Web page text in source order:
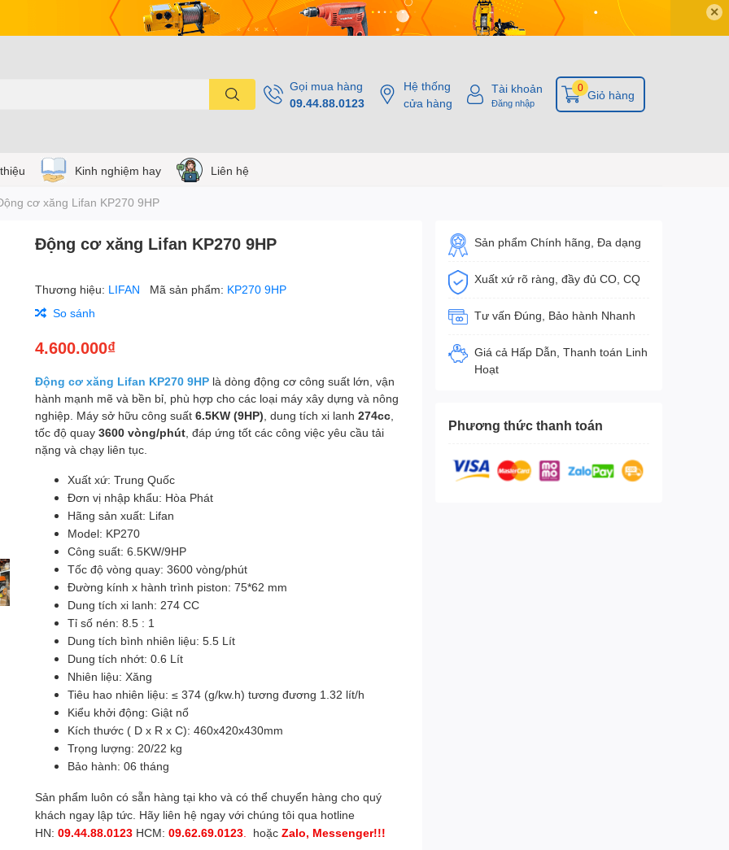
✕
Gọi mua hàng
09.44.88.0123
Hệ thống
cửa hàng
Tài khoản
Đăng nhập
Giỏ hàng
0
Kinh nghiệm hay Liên hệ
cơ xăng Lifan KP270 9HP
Động cơ xăng Lifan KP270 9HP
Thương hiệu: LIFAN Mã sản phẩm: KP270 9HP
So sánh
4.600.000₫
Động cơ xăng Lifan KP270 9HP là dòng động cơ công suất lớn, vận
hành mạnh mẽ và bền bỉ, phù hợp cho các loại máy xây dựng và nông
nghiệp. Máy sở hữu công suất6.5KW (9HP) , dung tích xi lanh274cc
tốc độ quay3600 vòng/phút , đáp ứng tốt các công việc yêu cầu tải
nặng và chạy liên tục.
Xuất xứ: Trung Quốc
Đơn vị nhập khẩu: Hòa Phát
Hãng sản xuất: Lifan
Model: KP270
Công suất: 6.5KW/9HP
Tốc độ vòng quay: 3600 vòng/phút
Đường kính x hành trình piston: 75*62 mm
Dung tích xi lanh: 274 CC
Tỉ số nén: 8.5 : 1
Dung tích bình nhiên liệu: 5.5 Lít
Dung tích nhớt: 0.6 Lít
Nhiên liệu: Xăng
Tiêu hao nhiên liệu: ≤ 374 (g/kw.h) tương đương 1.32 lít/h
Kiểu khởi động: Giật nổ
Kích thước ( D x R x C): 460x420x430mm
Trọng lượng: 20/22 kg
Bảo hành: 06 tháng
Sản phẩm luôn có sẵn hàng tại kho và có thể chuyển hàng cho quý
khách ngay lập tức. Hãy liên hệ ngay với chúng tôi qua hotline
HN:09.44.88.0123 HCM:09.62.69.0123 hoặcZalo, Messenger!!!
Sản phẩm Chính hãng, Đa dạng
Xuất xứ rõ ràng, đầy đủ CO, CQ
Tư vấn Đúng, Bảo hành Nhanh
Giá cả Hấp Dẫn, Thanh toán Linh
Hoạt
Phương thức thanh toán